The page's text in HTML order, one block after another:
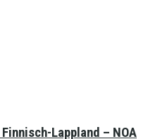
Lappland – NOA